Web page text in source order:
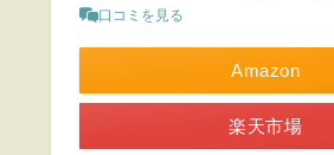
口コミを見る
Amazon
楽天市場